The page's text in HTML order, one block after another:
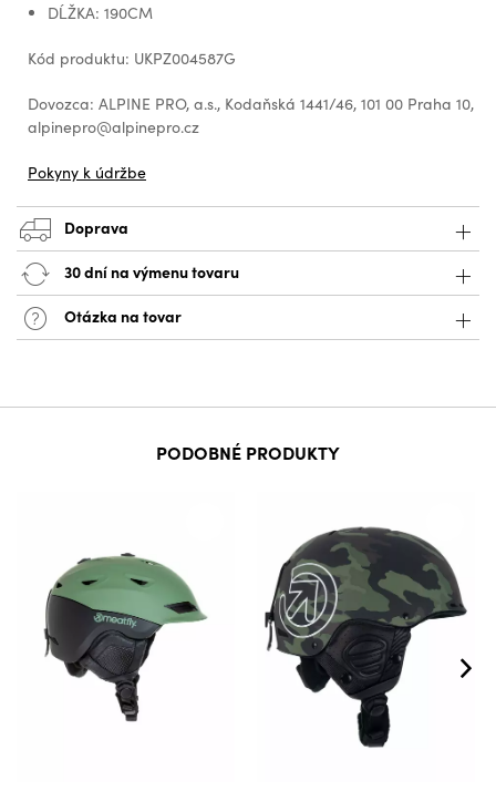
DĹŽKA: 190CM
Kód produktu: UKPZ004587G
Dovozca: ALPINE PRO, a.s., Kodaňská 1441/46, 101 00 Praha 10,
alpinepro@alpinepro.cz
Pokyny k údržbe
Doprava
30 dní na výmenu tovaru
Otázka na tovar
PODOBNÉ PRODUKTY